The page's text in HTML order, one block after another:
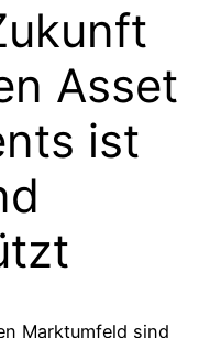
Asset
ist
Marktumfeld sind